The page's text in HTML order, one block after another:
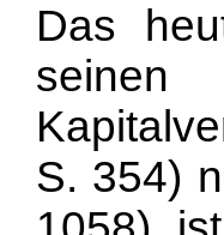
Das
S. 354)